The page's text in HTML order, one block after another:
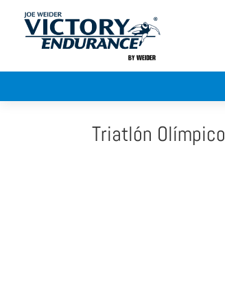
Triatlón Olímpico